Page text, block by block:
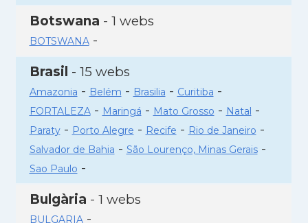
Botswana - 1 webs
BOTSWANA-
Brasil - 15 webs
Amazonia - Belém - Brasilia - Curitiba -
FORTALEZA- Maringá - Mato Grosso - Natal -
Paraty- Porto Alegre - Recife - Rio de Janeiro -
Salvador de Bahia - São Lourenço, Minas Gerais-
Sao Paulo -
Bulgària - 1 webs
BULGARIA-